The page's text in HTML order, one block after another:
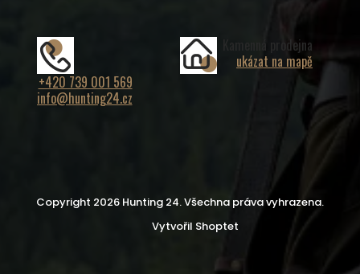
+420 739 001 569
info@hunting24.cz
Kamenná prodejna
ukázat na mapě
Vytvořil Shoptet
Copyright 2026 Hunting 24. Všechna práva vyhrazena.